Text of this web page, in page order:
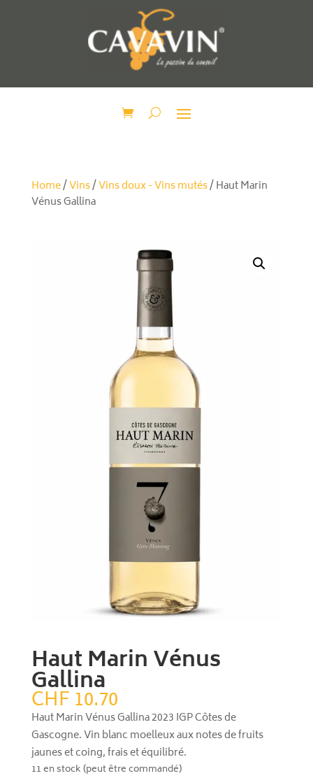
Home/Vins/Vins doux - Vins mutés/ Haut Marin
Vénus Gallina
Haut Marin Vénus
Gallina
CHF10.70
Haut Marin Vénus Gallina 2023 IGP Côtes de
Gascogne. Vin blanc moelleux aux notes de fruits
jaunes et coing, frais et équilibré.
11 en stock (peut être commandé)